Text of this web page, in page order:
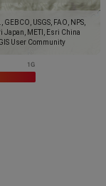
USGS, FAO, NPS,
Japan, METI, Esri China
User Community